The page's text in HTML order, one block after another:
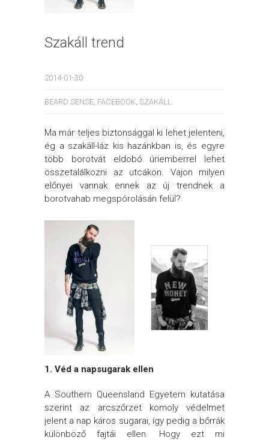
Szakáll trend
2014-01-30
BEARD SENSE, FACEBOOK, SZAKÁLL
Ma már teljes biztonsággal ki lehet jelenteni,
ég a szakáll-láz kis hazánkban is, és egyre
több borotvát eldobó úriemberrel lehet
összetalálkozni az utcákon. Vajon milyen
előnyei vannak ennek az új trendnek a
borotvahab megspórolásán felül?
1. Véd a napsugarak ellen
A Southern Queensland Egyetem kutatása
szerint az arcszőrzet komoly védelmet
jelent a nap káros sugarai, így pedig a bőrrák
különböző fajtái ellen. Hogy ezt mi